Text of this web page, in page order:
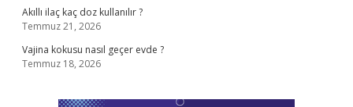
Akıllı ilaç kaç doz kullanılır ?
Temmuz 21, 2026
Vajina kokusu nasıl geçer evde ?
Temmuz 18, 2026